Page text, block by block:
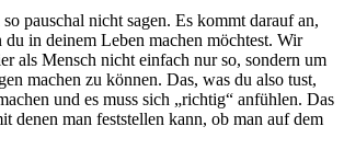
pauschal nicht sagen. Es kommt darauf an,
in deinem Leben machen möchtest. Wir
als Mensch nicht einfach nur so, sondern um
machen zu können. Das, was du also tust,
und es muss sich „richtig“ anfühlen. Das
denen man feststellen kann, ob man auf dem